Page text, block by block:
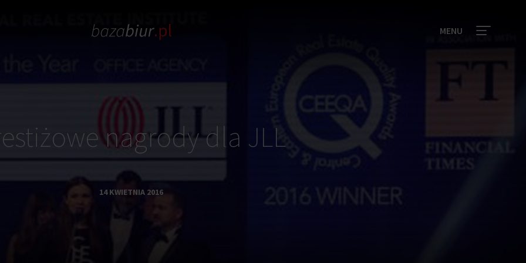
MENU
nagrody dla JLL
14 KWIETNIA 2016